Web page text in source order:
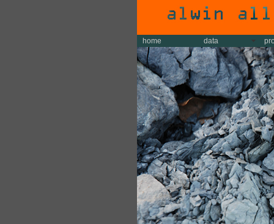
home data